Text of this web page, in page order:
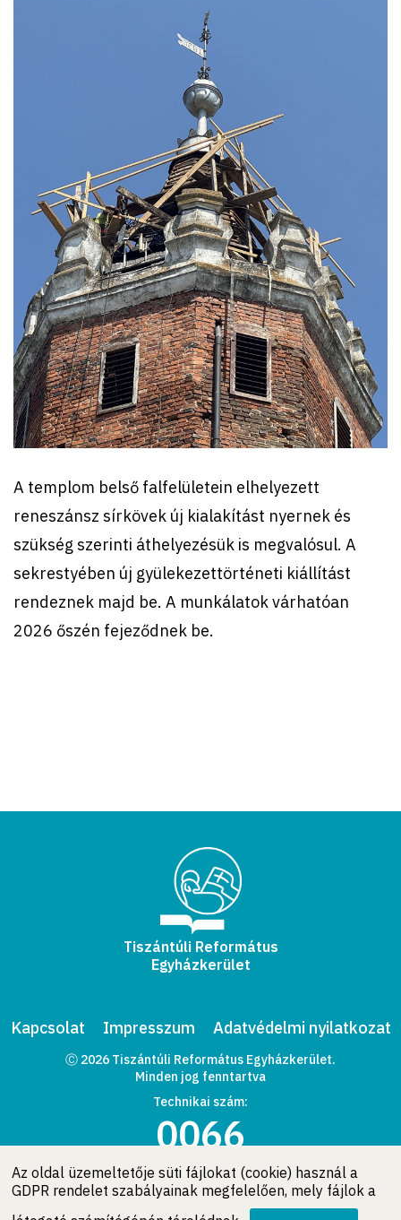
Az oldal üzemeltetője süti fájlokat (cookie) használ a
GDPR rendelet szabályainak megfelelően, mely fájlok a
A templom belső falfelületein elhelyezett
reneszánsz sírkövek új kialakítást nyernek és
szükség szerinti áthelyezésük is megvalósul. A
sekrestyében új gyülekezettörténeti kiállítást
rendeznek majd be. A munkálatok várhatóan
2026 őszén fejeződnek be.
Tiszántúli Református
Egyházkerület
Kapcsolat Impresszum Adatvédelmi nyilatkozat
Ⓒ 2026 Tiszántúli Református Egyházkerület.
Minden jog fenntartva
Technikai szám:
0066